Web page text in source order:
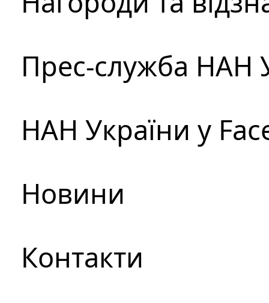
Прес-служба НАН
НАН України у
Новини
Контакти